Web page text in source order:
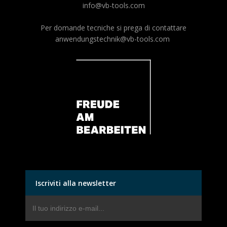
info@vb-tools.com
Per domande tecniche si prega di contattare
anwendungstechnik@vb-tools.com
Iscriviti alla newsletter